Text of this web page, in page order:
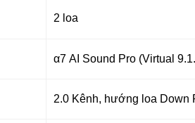
2 loa
α7 AI Sound Pro (Virtual
2.0 Kênh, hướng loa Down